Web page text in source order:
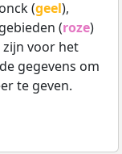
(geel),
(roze)
zijn voor het
gegevens om
te geven.